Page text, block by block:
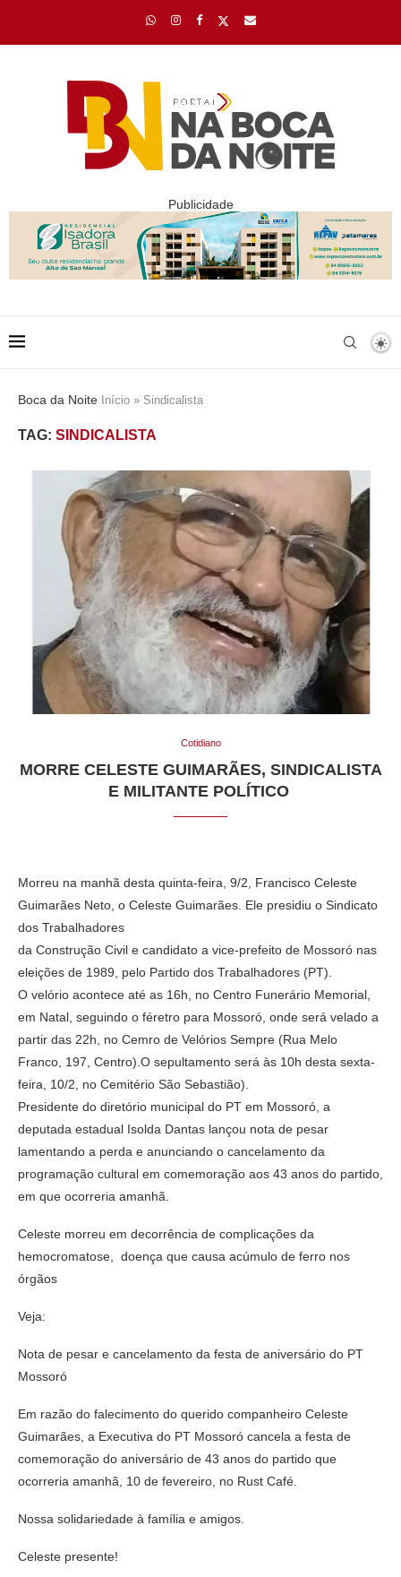
Publicidade
Boca da Noite Início » Sindicalista
TAG: SINDICALISTA
Cotidiano
MORRE CELESTE GUIMARÃES, SINDICALISTA
E MILITANTE POLÍTICO
Morreu na manhã desta quinta-feira, 9/2, Francisco Celeste
Guimarães Neto, o Celeste Guimarães. Ele presidiu o Sindicato
dos Trabalhadores
da Construção Civil e candidato a vice-prefeito de Mossoró nas
eleições de 1989, pelo Partido dos Trabalhadores (PT).
O velório acontece até as 16h, no Centro Funerário Memorial,
em Natal, seguindo o féretro para Mossoró, onde será velado a
partir das 22h, no Cemro de Velórios Sempre (Rua Melo
Franco, 197, Centro).O sepultamento será às 10h desta sexta-
feira, 10/2, no Cemitério São Sebastião).
Presidente do diretório municipal do PT em Mossoró, a
deputada estadual Isolda Dantas lançou nota de pesar
lamentando a perda e anunciando o cancelamento da
programação cultural em comemoração aos 43 anos do partido,
em que ocorreria amanhã.
Celeste morreu em decorrência de complicações da
hemocromatose, doença que causa acúmulo de ferro nos
órgãos
Veja:
Nota de pesar e cancelamento da festa de aniversário do PT
Mossoró
Em razão do falecimento do querido companheiro Celeste
Guimarães, a Executiva do PT Mossoró cancela a festa de
comemoração do aniversário de 43 anos do partido que
ocorreria amanhã, 10 de fevereiro, no Rust Café.
Nossa solidariedade à família e amigos.
Celeste presente!